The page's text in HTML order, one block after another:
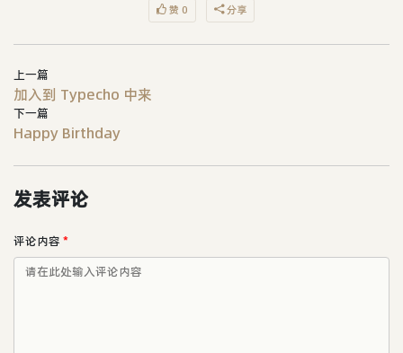
赞 0 分享
上一篇
加入到 Typecho 中来
下一篇
Happy Birthday
发表评论
评论内容 *